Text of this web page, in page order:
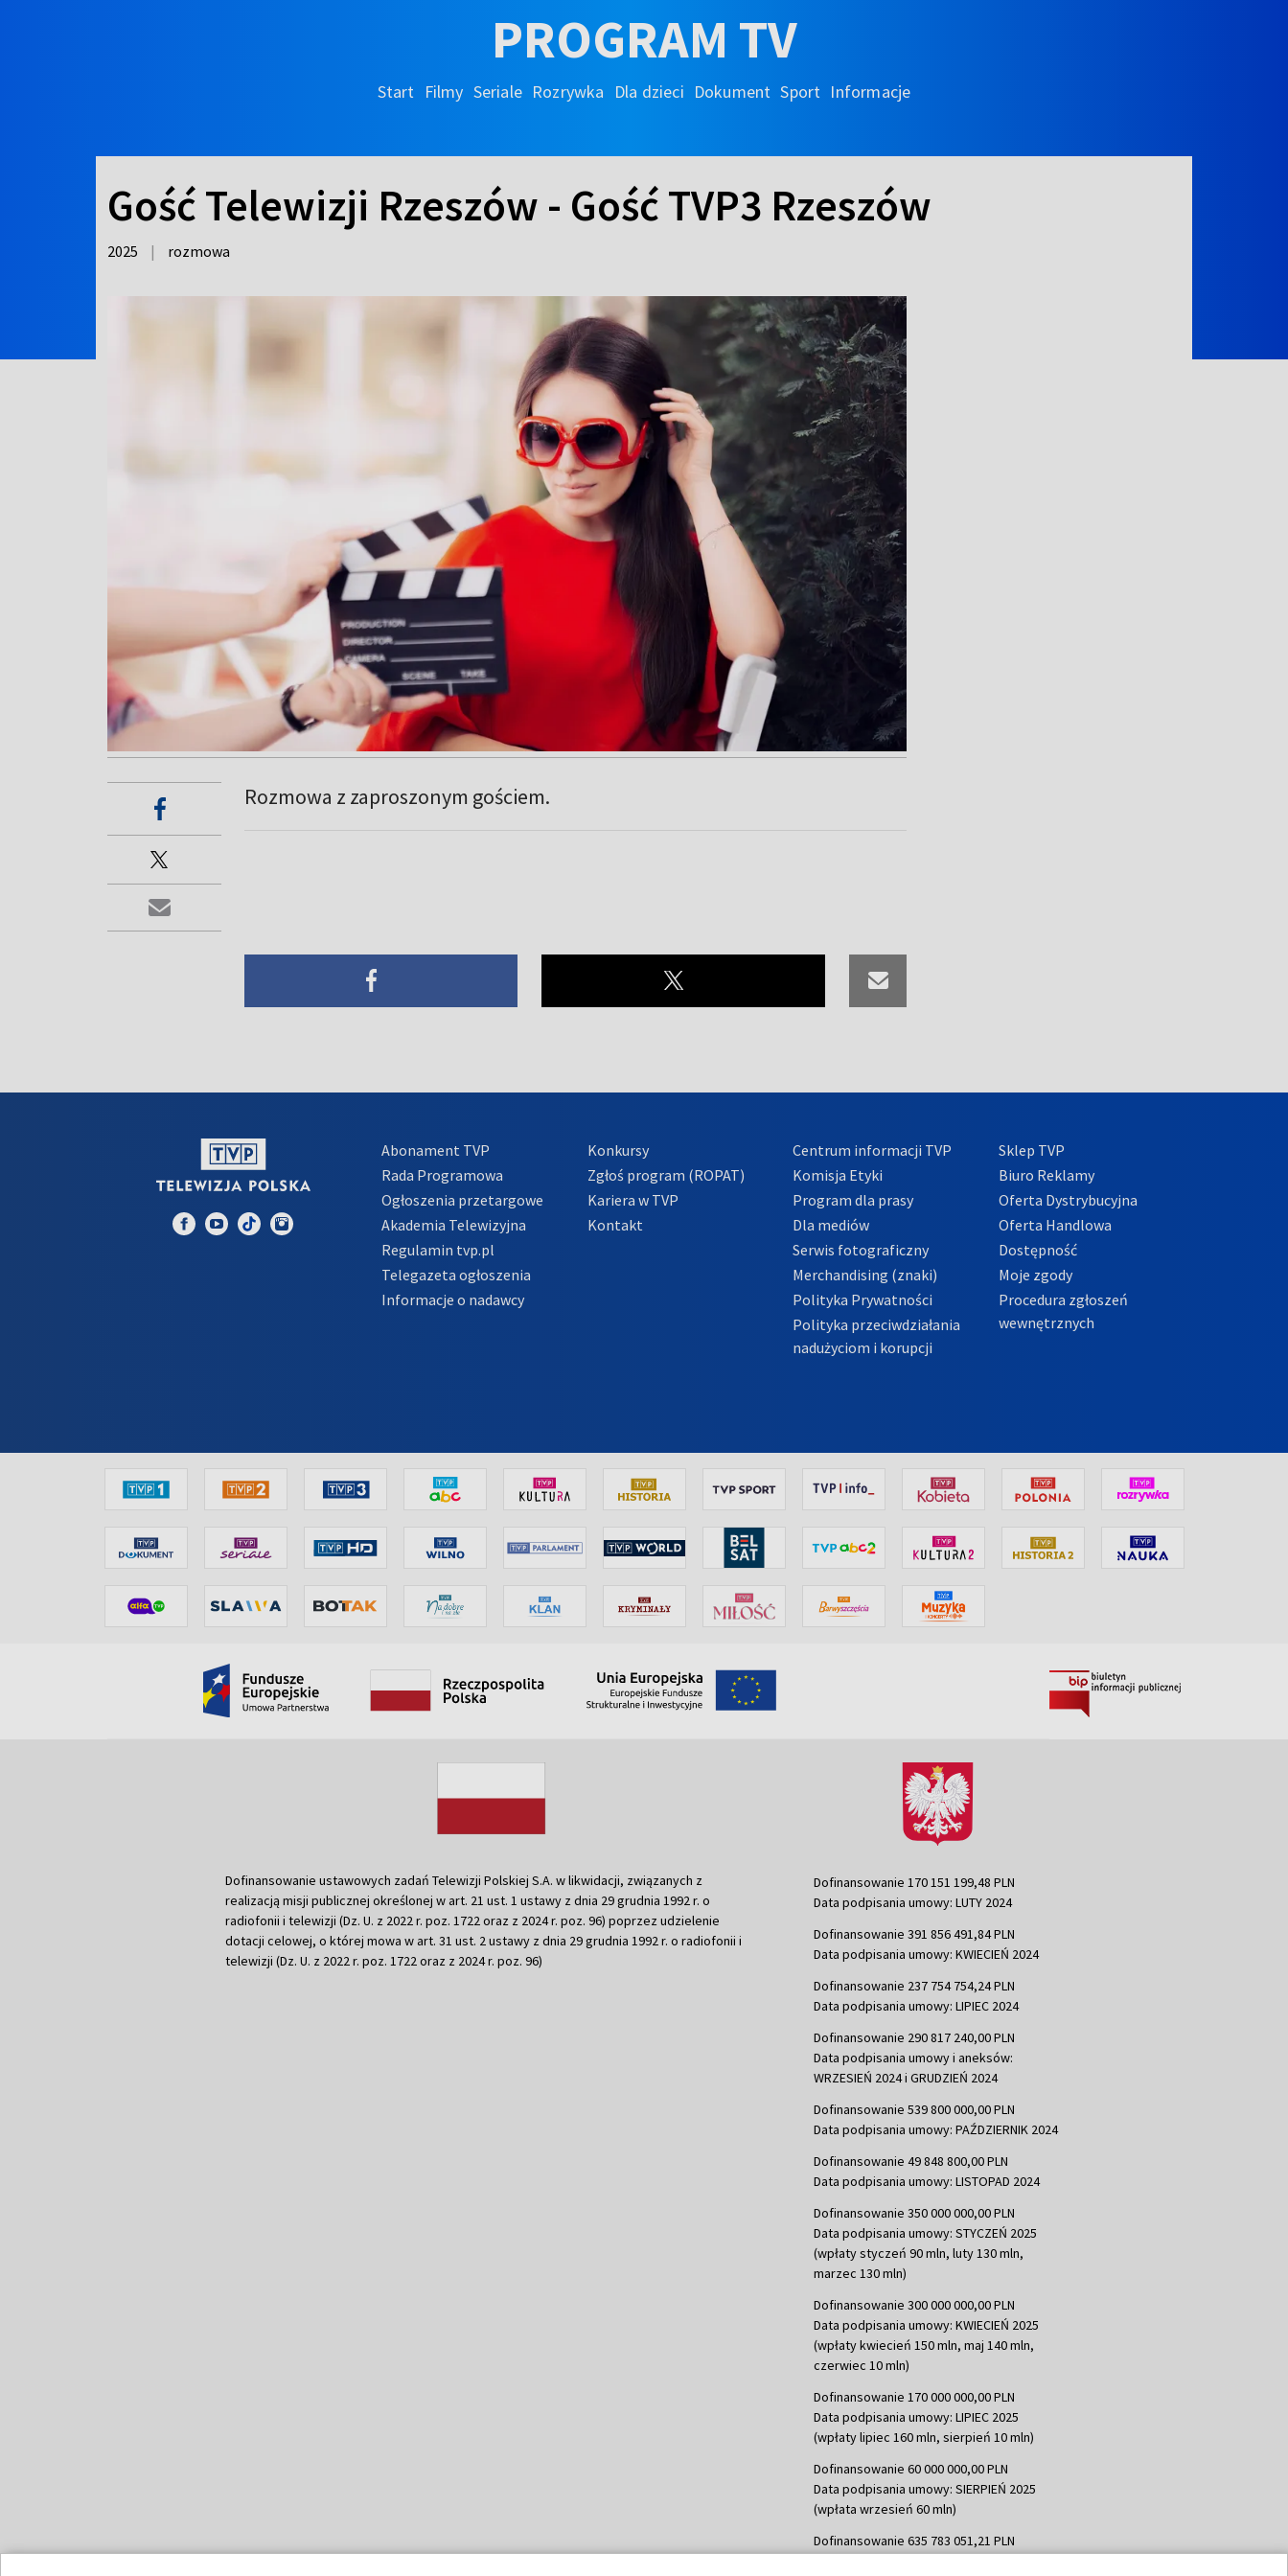
PROGRAM TV
Start Filmy Seriale Rozrywka Dla dzieci Dokument Sport Informacje
Gość Telewizji Rzeszów - Gość TVP3 Rzeszów
2025 | rozmowa
Rozmowa z zaproszonym gościem.
Abonament TVP
Rada Programowa
Ogłoszenia przetargowe
Akademia Telewizyjna
Regulamin tvp.pl
Telegazeta ogłoszenia
Informacje o nadawcy
Konkursy
Zgłoś program (ROPAT)
Kariera w TVP
Kontakt
Centrum informacji TVP
Komisja Etyki
Program dla prasy
Dla mediów
Serwis fotograficzny
Merchandising (znaki)
Polityka Prywatności
Polityka przeciwdziałania
nadużyciom i korupcji
Sklep TVP
Biuro Reklamy
Oferta Dystrybucyjna
Oferta Handlowa
Dostępność
Moje zgody
Procedura zgłoszeń
wewnętrznych
Dofinansowanie ustawowych zadań Telewizji Polskiej S.A. w likwidacji, związanych z
realizacją misji publicznej określonej w art. 21 ust. 1 ustawy z dnia 29 grudnia 1992 r. o
radiofonii i telewizji (Dz. U. z 2022 r. poz. 1722 oraz z 2024 r. poz. 96) poprzez udzielenie
dotacji celowej, o której mowa w art. 31 ust. 2 ustawy z dnia 29 grudnia 1992 r. o radiofonii i
telewizji (Dz. U. z 2022 r. poz. 1722 oraz z 2024 r. poz. 96)
Dofinansowanie 170 151 199,48 PLN
Data podpisania umowy: LUTY 2024
Dofinansowanie 391 856 491,84 PLN
Data podpisania umowy: KWIECIEŃ 2024
Dofinansowanie 237 754 754,24 PLN
Data podpisania umowy: LIPIEC 2024
Dofinansowanie 290 817 240,00 PLN
Data podpisania umowy i aneksów:
WRZESIEŃ 2024 i GRUDZIEŃ 2024
Dofinansowanie 539 800 000,00 PLN
Data podpisania umowy: PAŹDZIERNIK 2024
Dofinansowanie 49 848 800,00 PLN
Data podpisania umowy: LISTOPAD 2024
Dofinansowanie 350 000 000,00 PLN
Data podpisania umowy: STYCZEŃ 2025
(wpłaty styczeń 90 mln, luty 130 mln,
marzec 130 mln)
Dofinansowanie 300 000 000,00 PLN
Data podpisania umowy: KWIECIEŃ 2025
(wpłaty kwiecień 150 mln, maj 140 mln,
czerwiec 10 mln)
Dofinansowanie 170 000 000,00 PLN
Data podpisania umowy: LIPIEC 2025
(wpłaty lipiec 160 mln, sierpień 10 mln)
Dofinansowanie 60 000 000,00 PLN
Data podpisania umowy: SIERPIEŃ 2025
(wpłata wrzesień 60 mln)
Dofinansowanie 635 783 051,21 PLN